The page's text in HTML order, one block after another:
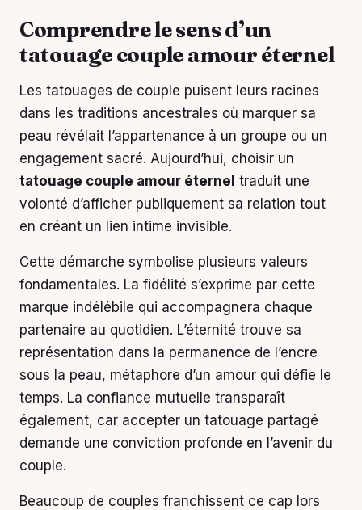
Comprendre le sens d’un
tatouage couple amour éternel
Les tatouages de couple puisent leurs racines
dans les traditions ancestrales où marquer sa
peau révélait l’appartenance à un groupe ou un
engagement sacré. Aujourd’hui, choisir un
tatouage couple amour éternel traduit une
volonté d’afficher publiquement sa relation tout
en créant un lien intime invisible.
Cette démarche symbolise plusieurs valeurs
fondamentales. La fidélité s’exprime par cette
marque indélébile qui accompagnera chaque
partenaire au quotidien. L’éternité trouve sa
représentation dans la permanence de l’encre
sous la peau, métaphore d’un amour qui défie le
temps. La confiance mutuelle transparaît
également, car accepter un tatouage partagé
demande une conviction profonde en l’avenir du
couple.
Beaucoup de couples franchissent ce cap lors